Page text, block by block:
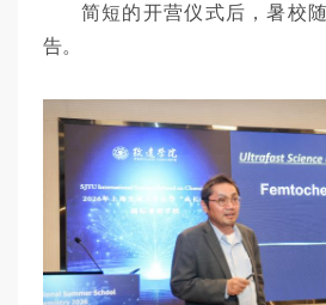
简短的开营仪式后，暑校
告。